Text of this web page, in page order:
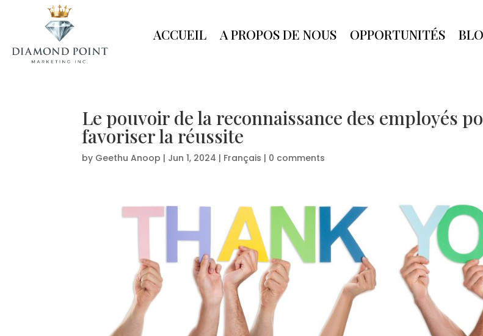
ACCUEIL A PROPOS DE NOUS OPPORTUNITÉS
Le pouvoir de la reconnaissance des employés
favoriser la réussite
by Geethu Anoop | Jun 1, 2024 | Français | 0 comments